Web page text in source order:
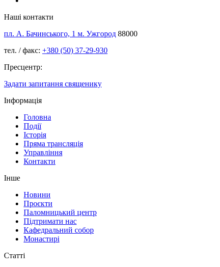
Наші контакти
пл. А. Бачинського, 1 м. Ужгород 88000
тел. / факс: +380 (50) 37-29-930
Пресцентр:
Задати запитання священику
Інформація
Головна
Події
Історія
Пряма трансляція
Управління
Контакти
Інше
Новини
Проєкти
Паломницький центр
Підтримати нас
Кафедральний собор
Монастирі
Статті